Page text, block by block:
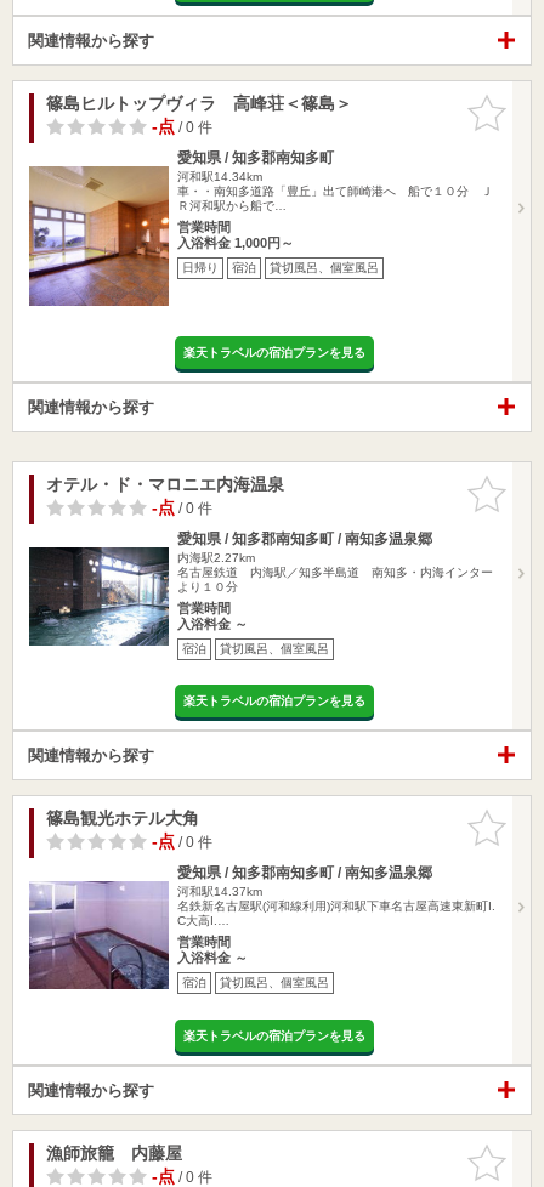
関連情報から探す
お気に入
りに追加
篠島ヒルトップヴィラ 高峰荘＜篠島＞
-点/ 0 件
愛知県 / 知多郡南知多町
河和駅14.34km
車・・南知多道路「豊丘」出て師崎港へ 船で１０分 Ｊ
Ｒ河和駅から船で…
営業時間
入浴料金 1,000円～
日帰り 宿泊 貸切風呂、個室風呂
楽天トラベルの宿泊プランを見る
関連情報から探す
お気に入
りに追加
オテル・ド・マロニエ内海温泉
-点/ 0 件
愛知県 / 知多郡南知多町 / 南知多温泉郷
内海駅2.27km
名古屋鉄道 内海駅／知多半島道 南知多・内海インター
より１０分
営業時間
入浴料金 ～
宿泊 貸切風呂、個室風呂
楽天トラベルの宿泊プランを見る
関連情報から探す
お気に入
りに追加
篠島観光ホテル大角
-点/ 0 件
愛知県 / 知多郡南知多町 / 南知多温泉郷
河和駅14.37km
名鉄新名古屋駅(河和線利用)河和駅下車名古屋高速東新町I.
C大高I.…
営業時間
入浴料金 ～
宿泊 貸切風呂、個室風呂
楽天トラベルの宿泊プランを見る
関連情報から探す
お気に入
りに追加
漁師旅籠 内藤屋
-点/ 0 件